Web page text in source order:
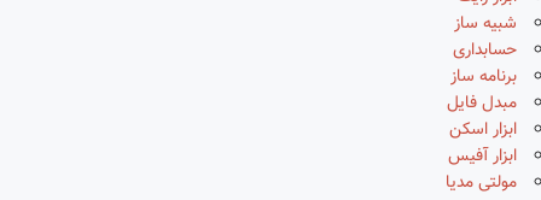
شبیه ساز
حسابداری
برنامه ساز
مبدل فایل
ابزار اسکن
ابزار آفیس
مولتی مدیا